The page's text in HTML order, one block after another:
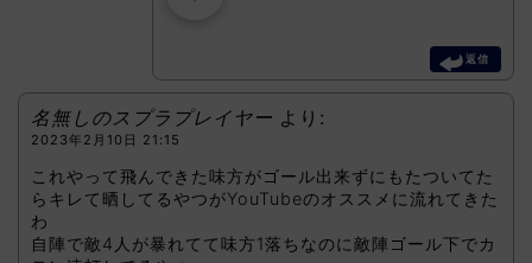
返信
名無しのスプラプレイヤー より:
2023年2月10日 21:15
これやって飛んできた味方がゴール出来ずにもたついてた
らキレて晒してるやつがYouTubeのオススメに流れてきた
わ
自陣で敵4人が暴れてて味方1落ちなのに敵陣ゴール下でカ